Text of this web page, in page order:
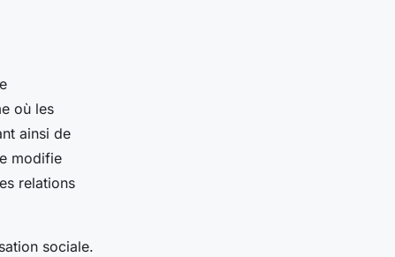
où les
ainsi de
modifie
relations
sociale.